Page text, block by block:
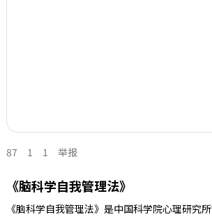
87 1 1 举报
《脑科学自我管理法》
《脑科学自我管理法》是中国科学院心理研究